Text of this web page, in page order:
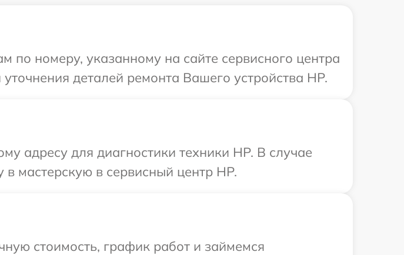
по номеру, указанному на сайте сервисного центра
деталей ремонта Вашего устройства HP.
адресу для диагностики техники HP. В случае
мастерскую в сервисный центр HP.
стоимость, график работ и займемся